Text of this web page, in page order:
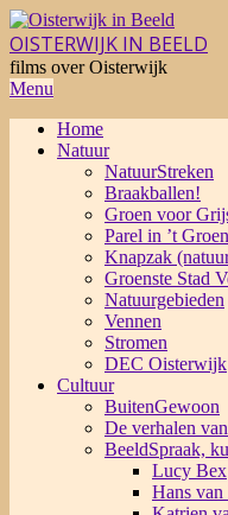
Skip
to
content
OISTERWIJK IN BEELD
films over Oisterwijk
Primary
Menu
Menu
Home
Natuur
NatuurStreken
Braakballen!
Groen voor
Parel in ’t Groen
Knapzak
Groenste Stad
Natuurgebieden
Vennen
Stromen
DEC Oisterwijk
Cultuur
BuitenGewoon
De verhalen
BeeldSpraak,
Lucy Bex
Hans van